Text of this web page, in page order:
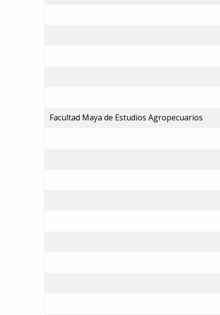
Facultad Maya de Estudios Agropecuarios